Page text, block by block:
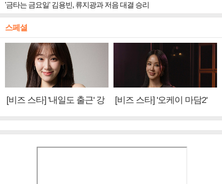
'금타는 금요일' 김용빈, 류지광과 저음 대결 승리
스페셜
[비즈 스타] '내일도 출근' 강
[비즈 스타] '오케이 마담2'